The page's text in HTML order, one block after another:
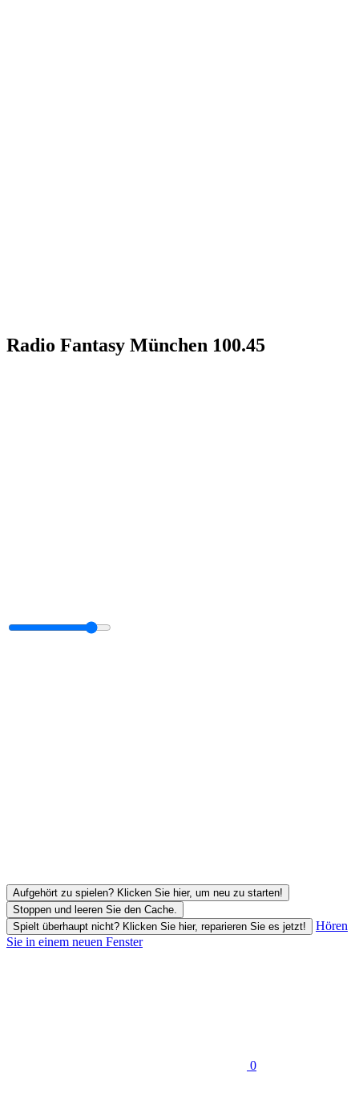
Radio Fantasy München 100.45
Aufgehört zu spielen? Klicken Sie hier, um neu zu starten!
Stoppen und leeren Sie den Cache.
Spielt überhaupt nicht? Klicken Sie hier, reparieren Sie es jetzt!
Hören
Sie in einem neuen Fenster
0